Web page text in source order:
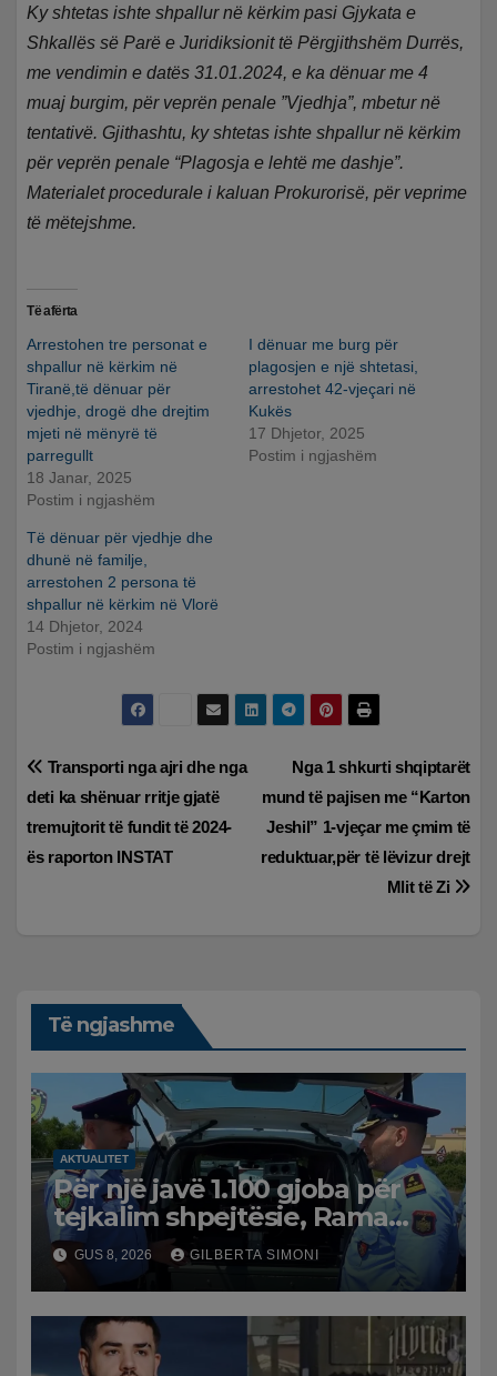
Ky shtetas ishte shpallur në kërkim pasi Gjykata e
Shkallës së Parë e Juridiksionit të Përgjithshëm Durrës,
me vendimin e datës 31.01.2024, e ka dënuar me 4
muaj burgim, për veprën penale ”Vjedhja”, mbetur në
tentativë. Gjithashtu, ky shtetas ishte shpallur në kërkim
për veprën penale “Plagosja e lehtë me dashje”.
Materialet procedurale i kaluan Prokurorisë, për veprime
të mëtejshme.
Të afërta
Arrestohen tre personat e
shpallur në kërkim në
Tiranë,të dënuar për
vjedhje, drogë dhe drejtim
mjeti në mënyrë të
parregullt
18 Janar, 2025
Postim i ngjashëm
I dënuar me burg për
plagosjen e një shtetasi,
arrestohet 42-vjeçari në
Kukës
17 Dhjetor, 2025
Postim i ngjashëm
Të dënuar për vjedhje dhe
dhunë në familje,
arrestohen 2 persona të
shpallur në kërkim në Vlorë
14 Dhjetor, 2024
Postim i ngjashëm
Lëvizje
te
postimet
Nga 1 shkurti shqiptarët
mund të pajisen me “Karton
Jeshil” 1-vjeçar me çmim të
reduktuar,për të lëvizur drejt
Mlit të Zi
Transporti nga ajri dhe nga
deti ka shënuar rritje gjatë
tremujtorit të fundit të 2024-
ës raporton INSTAT
Të ngjashme
AKTUALITET
Për një javë 1.100 gjoba për
tejkalim shpejtësie, Rama
publikon videon: Kamerat e
trafikut së shpejti në
funksion
GUS 8, 2026 GILBERTA SIMONI